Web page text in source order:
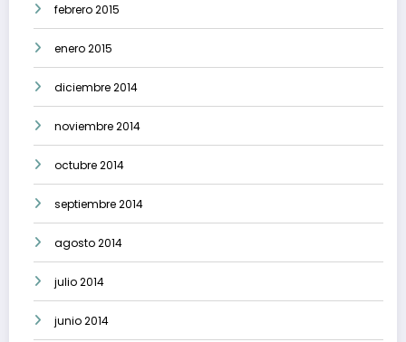
febrero 2015
enero 2015
diciembre 2014
noviembre 2014
octubre 2014
septiembre 2014
agosto 2014
julio 2014
junio 2014